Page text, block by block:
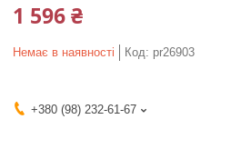
1 596 ₴
Немає в наявності Код: pr26903
+380 (98) 232-61-67